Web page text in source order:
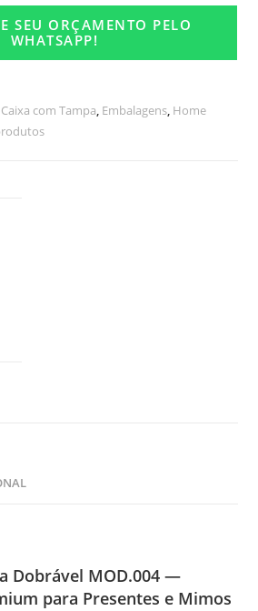
SEU ORÇAMENTO PELO
WHATSAPP!
Caixa com Tampa, Embalagens, Home
Dobrável MOD.004 —
para Presentes e Mimos